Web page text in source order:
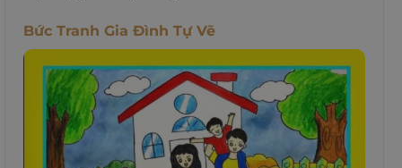
Bức Tranh Gia Đình Tự Vẽ